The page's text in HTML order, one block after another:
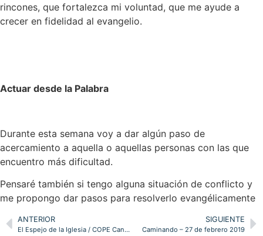
rincones, que fortalezca mi voluntad, que me ayude a
crecer en fidelidad al evangelio.
Actuar desde la Palabra
Durante esta semana voy a dar algún paso de
acercamiento a aquella o aquellas personas con las que
encuentro más dificultad.
Pensaré también si tengo alguna situación de conflicto y
me propongo dar pasos para resolverlo evangélicamente
ANTERIOR
El Espejo de la Iglesia / COPE Cantabria – 22/02/2019
SIGUIENTE
Caminando – 27 de febrero 2019